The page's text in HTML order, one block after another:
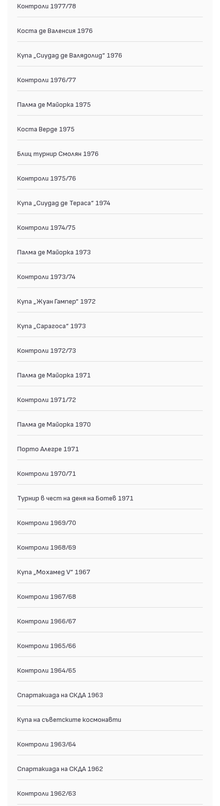
Контрoли 1977/78
Коста де Валенсия 1976
Купа „Сиудад де Валядолид“ 1976
Контроли 1976/77
Палма де Майорка 1975
Коста Верде 1975
Блиц турнир Смолян 1976
Контроли 1975/76
Купа „Сиудад де Тераса“ 1974
Контроли 1974/75
Палма де Майорка 1973
Контрoли 1973/74
Купа „Жуан Гампер“ 1972
Купа „Сарагоса“ 1973
Контроли 1972/73
Палма де Майорка 1971
Контроли 1971/72
Палма де Майорка 1970
Порто Алегре 1971
Контроли 1970/71
Турнир в чест на деня на Ботев 1971
Контроли 1969/70
Контроли 1968/69
Купа „Мохамед V“ 1967
Контроли 1967/68
Контроли 1966/67
Контроли 1965/66
Контроли 1964/65
Спартакиада на СКДА 1963
Купа на съветските космонавти
Контроли 1963/64
Спартакиада на СКДА 1962
Контроли 1962/63